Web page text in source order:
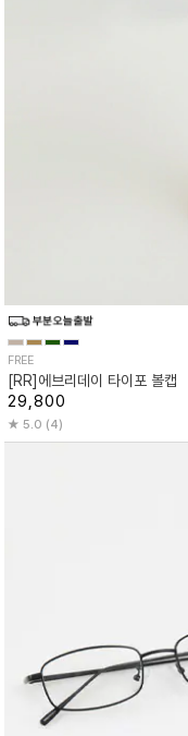
FREE
[RR]에브리데이 타이포 볼캡
29,800
5.0 (4)